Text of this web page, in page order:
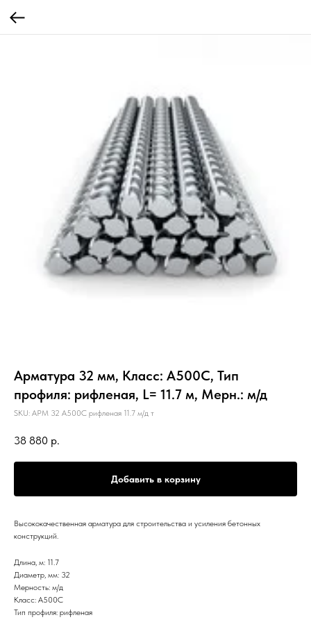
Арматура 32 мм, Класс: А500С, Тип
профиля: рифленая, L= 11.7 м, Мерн.: м/д
SKU: АРМ 32 А500С рифленая 11.7 м/д т
38 880 р.
Добавить в корзину
Высококачественная арматура для строительства и усиления бетонных
конструкций.
Длина, м: 11.7
Диаметр, мм: 32
Мерность: м/д
Класс: А500С
Тип профиля: рифленая